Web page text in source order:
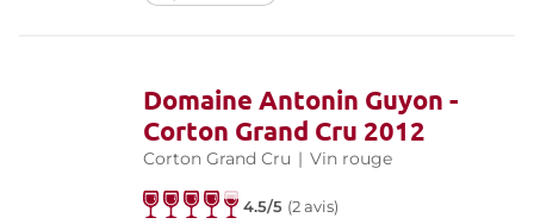
Domaine Antonin Guyon -
Corton Grand Cru 2012
Corton Grand Cru | Vin rouge
4.5/5 (2 avis)